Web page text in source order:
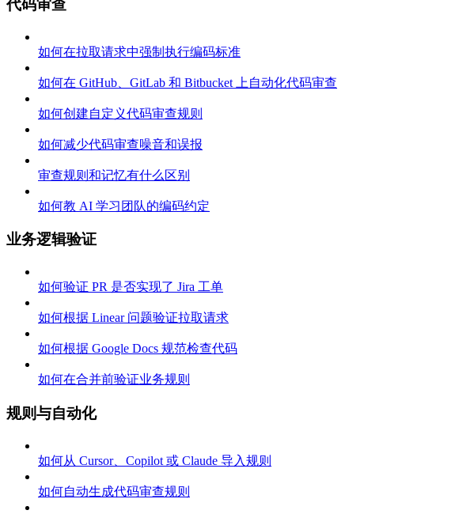
代码审查
如何在拉取请求中强制执行编码标准
如何在 GitHub、GitLab 和 Bitbucket 上自动化代码审查
如何创建自定义代码审查规则
如何减少代码审查噪音和误报
审查规则和记忆有什么区别
如何教 AI 学习团队的编码约定
业务逻辑验证
如何验证 PR 是否实现了 Jira 工单
如何根据 Linear 问题验证拉取请求
如何根据 Google Docs 规范检查代码
如何在合并前验证业务规则
规则与自动化
如何从 Cursor、Copilot 或 Claude 导入规则
如何自动生成代码审查规则